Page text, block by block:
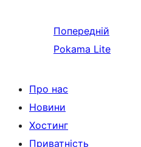
Попередній
Pokama Lite
Про нас
Новини
Хостинг
Приватність